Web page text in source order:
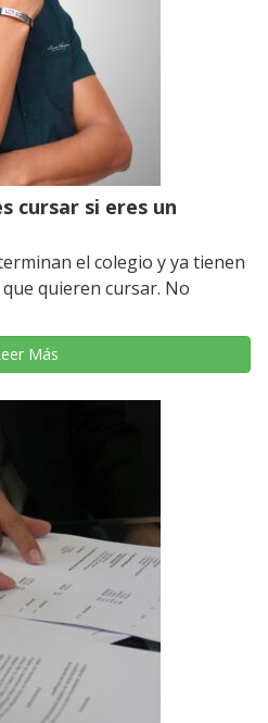
cursar si eres un
el colegio y ya tienen
quieren cursar. No
Más